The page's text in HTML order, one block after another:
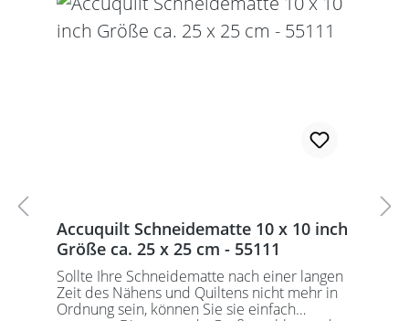
Accuquilt Schneidematte 10 x 10 inch
Größe ca. 25 x 25 cm - 55111
Sollte Ihre Schneidematte nach einer langen
Zeit des Nähens und Quiltens nicht mehr in
Ordnung sein, können Sie sie einfach